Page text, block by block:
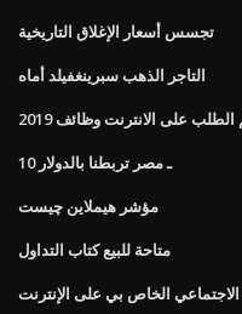
تجسس أسعار الإغلاق التاريخية
التاجر الذهب سبرينغفيلد أماه
على الانترنت وظائف 2019
10 ـ مصر تربطنا بالدولار
مؤشر هيملاين چیست
متاحة للبيع كتاب التداول
الخاص بي على الإنترنت